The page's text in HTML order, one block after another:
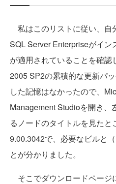
私はこのリストに従い、自
SQL Server Enterpriseがイ
が適用されていることを確
2005 SP2の累積的な更新パ
した記憶はなかったので、
Management Studioを開き、
るノードのタイトルを見たと
9.00.3042で、必要なビルと
とが分かりました。
そこでダウンロードページ